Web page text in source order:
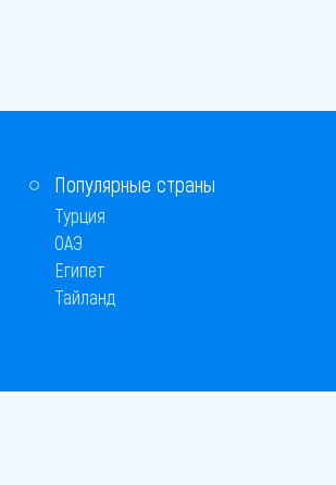
Популярные страны
Турция
ОАЭ
Египет
Тайланд